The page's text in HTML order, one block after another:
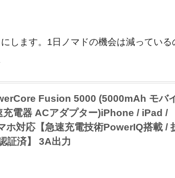
します。1日ノマドの機会は減っている
Fusion 5000 (5000mAh モバ
充電器 ACアダプター)iPhone / iPad /
対応【急速充電技術PowerIQ搭載 /
証済】 3A出力